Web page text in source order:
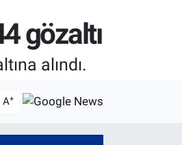
gözaltı
alındı.
A+